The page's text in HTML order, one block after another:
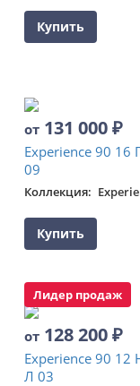
Купить
от 131 000₽
Experience 90 16
09
Коллекция
Купить
Лидер продаж
от 128 200₽
Experience 90 12
Л 03